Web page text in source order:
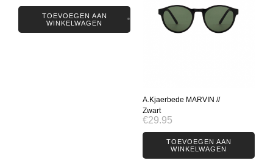
TOEVOEGEN AAN
WINKELWAGEN
A.Kjaerbede MARVIN //
Zwart
€29.95
TOEVOEGEN AAN
WINKELWAGEN